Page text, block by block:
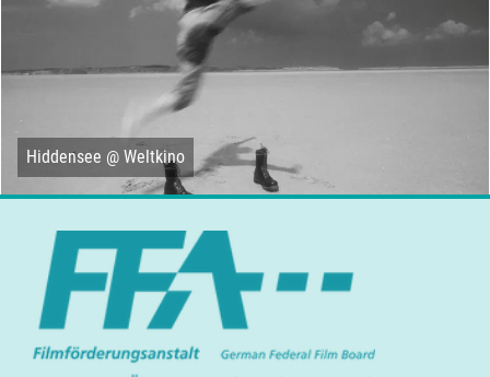
Hiddensee @ Weltkino